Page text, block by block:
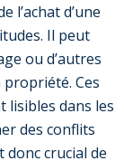
l’achat d’une
Il peut
ou d’autres
Ces
lisibles dans les
des conflits
donc crucial de